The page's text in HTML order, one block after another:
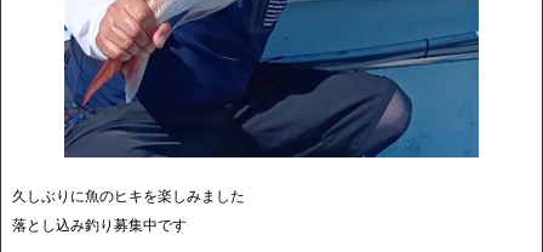
久しぶりに魚のヒキを楽しみました
落とし込み釣り募集中です